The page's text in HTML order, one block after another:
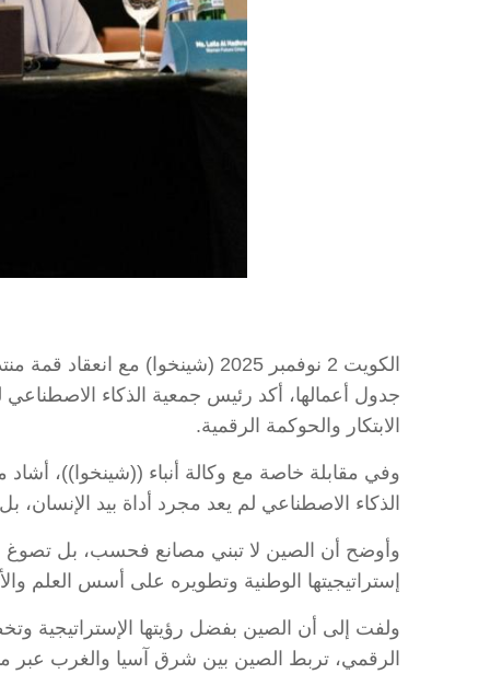
الكويت 2 نوفمبر 2025 (شينخوا)
جدول أعمالها، أكد رئيس جمعية الذكاء
الابتكار والحوكمة الرقمية.
وفي مقابلة خاصة مع وكالة أنباء ((شينخوا))،
الذكاء الاصطناعي لم يعد مجرد أداة بيد الإنسان،
وأوضح أن الصين لا تبني مصانع فحسب، بل تصوغ
إستراتيجيتها الوطنية وتطويره على أسس العلم
ولفت إلى أن الصين بفضل رؤيتها الإستراتيجية
الرقمي، تربط الصين بين شرق آسيا والغرب عبر